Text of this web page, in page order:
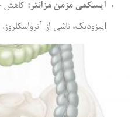
ایسکمی مزمن مزانتر: کاهش
اپیزودیک، ناشی از آترواسکلروز.